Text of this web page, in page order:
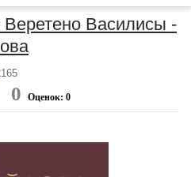
Василисы -
0 Оценок: 0